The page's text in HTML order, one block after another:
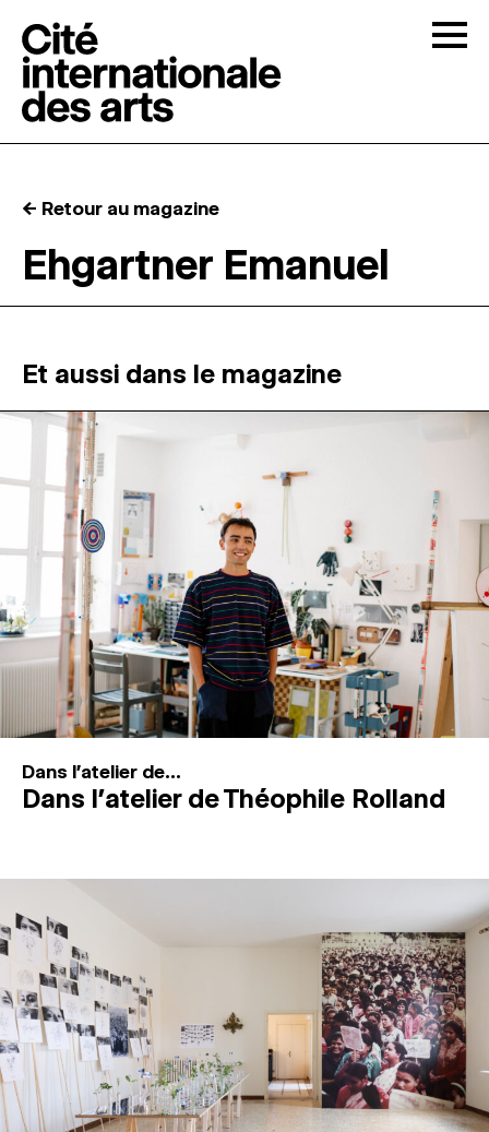
RÉSIDENCES ↓
ATELIERS OUVERTS
PROGRAMMATION
MAGAZINE
ESPACES DE PRATIQUE ARTISTIQUE ↓
Recherche
Connexion
← Retour au magazine
Ehgartner Emanuel
Et aussi dans le magazine
Dans l'atelier de...
Dans l’atelier de Théophile Rolland